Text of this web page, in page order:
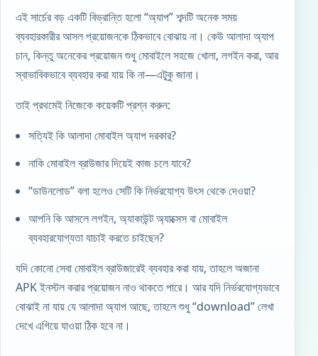
এই সার্চের বড় একটি বিভ্রান্তি হলো “অ্যাপ” শব্দটি অনেক সময়
ব্যবহারকারীর আসল প্রয়োজনকে ঠিকভাবে বোঝায় না। কেউ আলাদা অ্যাপ
চান, কিন্তু অনেকের প্রয়োজন শুধু মোবাইলে সহজে খোলা, লগইন করা, আর
স্বাভাবিকভাবে ব্যবহার করা যায় কি না—এটুকু জানা।
তাই প্রথমেই নিজেকে কয়েকটি প্রশ্ন করুন:
সত্যিই কি আলাদা মোবাইল অ্যাপ দরকার?
নাকি মোবাইল ব্রাউজার দিয়েই কাজ চলে যাবে?
“ডাউনলোড” বলা হলেও সেটি কি নির্ভরযোগ্য উৎস থেকে দেওয়া?
আপনি কি আসলে লগইন, অ্যাকাউন্ট অ্যাক্সেস বা মোবাইল
ব্যবহারযোগ্যতা যাচাই করতে চাইছেন?
যদি কোনো সেবা মোবাইল ব্রাউজারেই ব্যবহার করা যায়, তাহলে অজানা
APK ইনস্টল করার প্রয়োজন নাও থাকতে পারে। আর যদি নির্ভরযোগ্যভাবে
বোঝাই না যায় যে আলাদা অ্যাপ আছে, তাহলে শুধু “download” লেখা
দেখে এগিয়ে যাওয়া ঠিক হবে না।